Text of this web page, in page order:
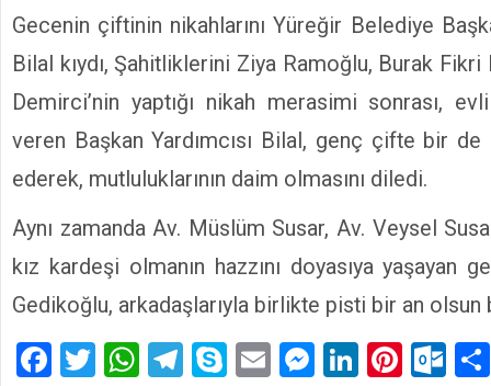
Gecenin çiftinin nikahlarını Yüreğir Belediye
Bilal kıydı, Şahitliklerini Ziya Ramoğlu, Burak
Demirci’nin yaptığı nikah merasimi sonrası,
veren Başkan Yardımcısı Bilal, genç çifte bir de
ederek, mutluluklarının daim olmasını diledi.
Aynı zamanda Av. Müslüm Susar, Av. Veysel
kız kardeşi olmanın hazzını doyasıya yaşayan
Gedikoğlu, arkadaşlarıyla birlikte pisti bir an olsun
Facebook
TwitterWhatsApp
Telegram
SkypeEmailMessenger
LinkedIn